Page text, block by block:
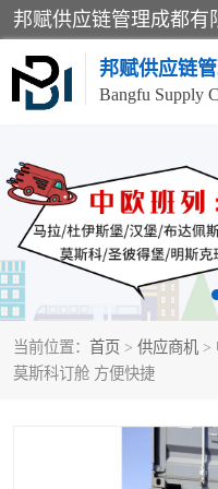
邦赋供应链
当前位置： 首页 > 供应商机 >
莫斯科订舱 方便快捷
进出口门到门
国际汽运
食品进口物流清关
化妆品进口清关物流